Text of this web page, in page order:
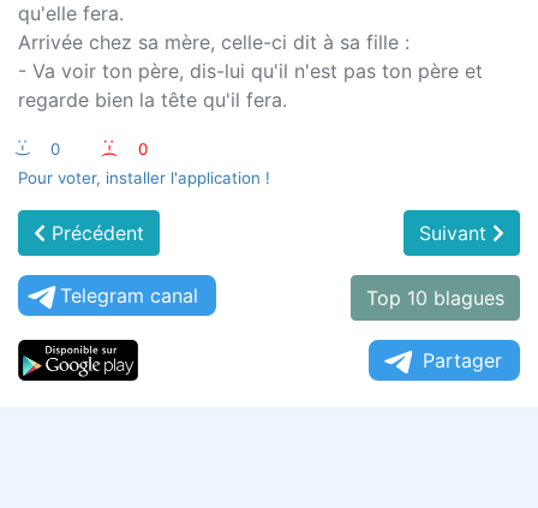
qu'elle fera.
Arrivée chez sa mère, celle-ci dit à sa fille :
- Va voir ton père, dis-lui qu'il n'est pas ton père et
regarde bien la tête qu'il fera.
:-) 0 :-(
0
Pour voter, installer l'application !
Précédent Suivant
Telegram canal Top 10 blagues
Partager